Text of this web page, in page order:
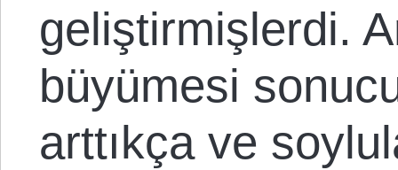
geliştirmişlerdi.
büyümesi
arttıkça ve